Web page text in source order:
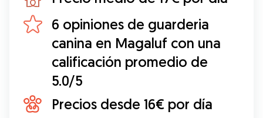
6 opiniones de guarderia
canina en Magaluf con una
calificación promedio de
5.0/5
Precios desde 16€ por día